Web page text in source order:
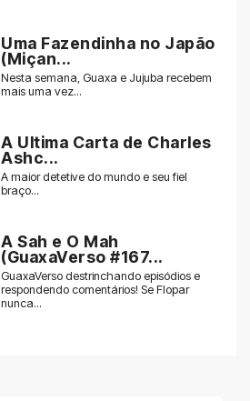
Uma Fazendinha no Japão
(Miçan...
Nesta semana, Guaxa e Jujuba recebem
mais uma vez...
A Ultima Carta de Charles
Ashc...
A maior detetive do mundo e seu fiel
braço...
A Sah e O Mah
(GuaxaVerso #167...
GuaxaVerso destrinchando episódios e
respondendo comentários! Se Flopar
nunca...